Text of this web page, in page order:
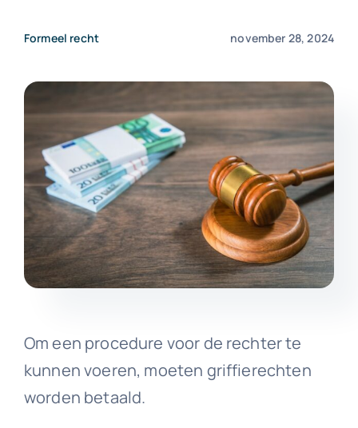
Formeel recht november 28, 2024
Om een procedure voor de rechter te
kunnen voeren, moeten griffierechten
worden betaald.